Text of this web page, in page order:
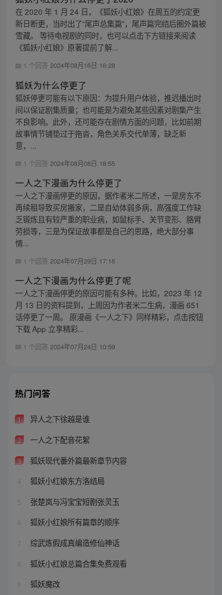
在 2020 年 1 月 24 日，《狐妖小红娘》在周五的约定更
新日断更，当时出了“尾声总集篇”，尾声篇完结后圈外篇被
雪藏。 等待电视剧的同时，也可以点击下方链接来阅读
《狐妖小红娘》原著提前了解...
1 个回答 2024年08月16日 16:28
狐妖为什么停更了
狐妖停更可能有以下原因：为提升用户体验，推迟播出时
间以保证剧集质量；也可能是为避免某些因素对剧集产生
不良影响。此外，还可能存在剧情方面的问题，比如前期
故事情节铺垫过于拖沓，角色关系交代单薄，缺乏新
意，...
1 个回答 2024年08月08日 18:55
一人之下漫画为什么停更了
一人之下漫画停更的原因，据作者米二所述，一是房东不
再续租导致买房搬家，二是自幼体弱多病，高强度工作缺
乏锻炼且有较严重的职业病，如鼠标手、关节变形、胳臂
劳损等，三是为保证故事都是自己的思路，绝大部分事
情...
1 个回答 2024年07月29日 17:16
一人之下漫画为什么停更了呢
一人之下漫画停更的原因可能有多种。比如，2023 年 12
月 13 日的资料提到，上周因为作者米二生病，漫画 651
话停更了一周。 原漫画《一人之下》同样精彩，点击按钮
下载 App 立享精彩...
1 个回答 2024年07月24日 10:59
热门问答
1 异人之下徐越是谁
2 一人之下配音花絮
3 狐妖现代番外篇最新章节内容
4 狐妖小红娘东方洛结局
5 张楚岚与冯宝宝短剧张灵玉
6 狐妖小红娘所有篇章的顺序
7 综武炼假成真编造修仙神话
8 狐妖小红娘总篇合集免费观看
9 狐妖魔改